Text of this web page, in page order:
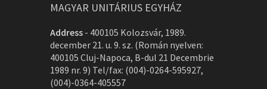
MAGYAR UNITÁRIUS EGYHÁZ
Address - 400105 Kolozsvár, 1989.
december 21. u. 9. sz. (Román nyelven:
400105 Cluj-Napoca, B-dul 21 Decembrie
1989 nr. 9) Tel/fax: (004)-0264-595927,
(004)-0364-405557